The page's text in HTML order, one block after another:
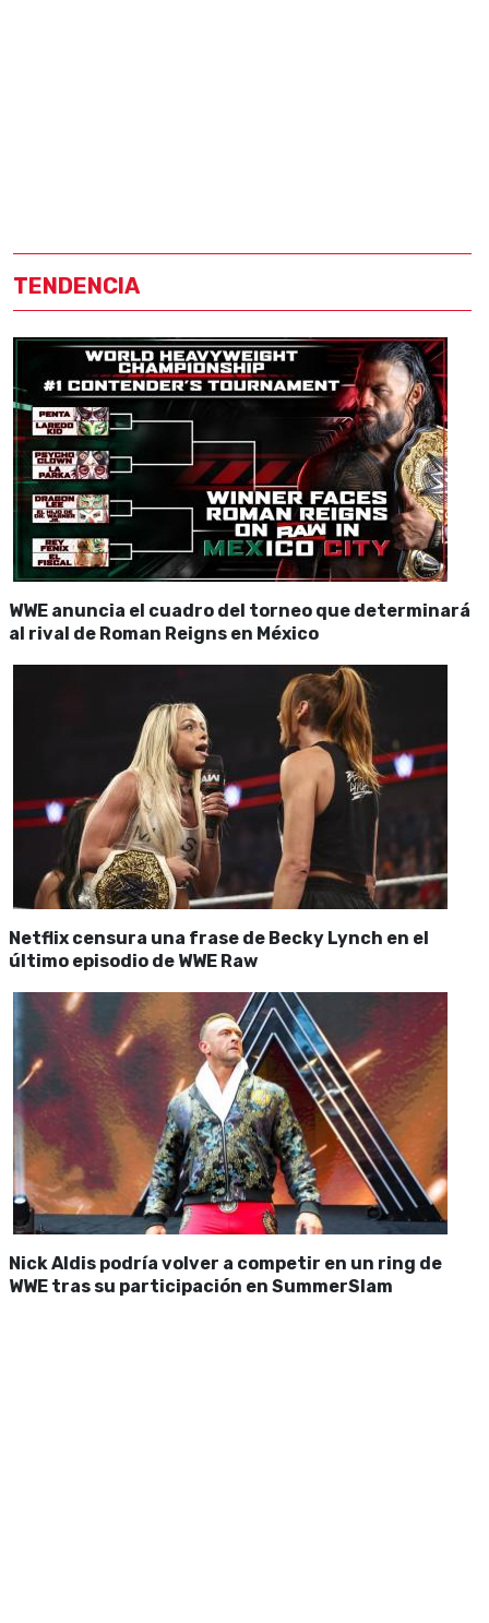
TENDENCIA
WWE anuncia el cuadro del torneo que determinará
al rival de Roman Reigns en México
Netflix censura una frase de Becky Lynch en el
último episodio de WWE Raw
Nick Aldis podría volver a competir en un ring de
WWE tras su participación en SummerSlam